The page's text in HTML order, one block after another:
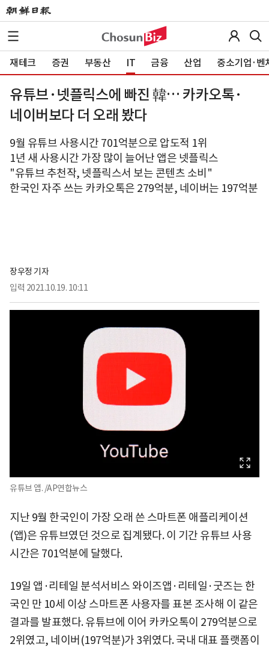
재테크 증권 부동산 IT 금융 산업 중소기업·벤
유튜브·넷플릭스에 빠진 韓… 카카오톡·
네이버보다 더 오래 봤다
9월 유튜브 사용시간 701억분으로 압도적 1위
1년 새 사용시간 가장 많이 늘어난 앱은 넷플릭스
"유튜브 추천작, 넷플릭스서 보는 콘텐츠 소비"
한국인 자주 쓰는 카카오톡은 279억분, 네이버는 197억분
장우정 기자
입력 2021.10.19. 10:11
유튜브 앱. /AP연합뉴스
지난 9월 한국인이 가장 오래 쓴 스마트폰 애플리케이션
(앱)은 유튜브였던 것으로 집계됐다. 이 기간 유튜브 사용
시간은 701억분에 달했다.
19일 앱·리테일 분석서비스 와이즈앱·리테일·굿즈는 한
국인 만 10세 이상 스마트폰 사용자를 표본 조사해 이 같은
결과를 발표했다. 유튜브에 이어 카카오톡이 279억분으로
2위였고, 네이버(197억분)가 3위였다. 국내 대표 플랫폼이